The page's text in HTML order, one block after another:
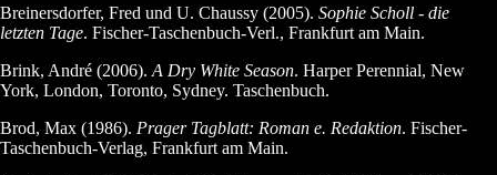
Breinersdorfer, Fred und U. Chaussy (2005). Sophie Scholl - die
letzten Tage. Fischer-Taschenbuch-Verl., Frankfurt am Main.
Brink, André (2006).A Dry White Season. Harper Perennial, New
York, London, Toronto, Sydney. Taschenbuch.
Brod, Max (1986). Prager Tagblatt: Roman e. Redaktion. Fischer-
Taschenbuch-Verlag, Frankfurt am Main.